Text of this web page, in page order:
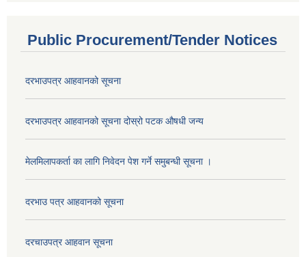
Public Procurement/Tender Notices
दरभाउपत्र आहवानको सूचना
दरभाउपत्र आहवानको सूचना दोस्रो पटक औषधी जन्य
मेलमिलापकर्ता का लागि निवेदन पेश गर्ने समुबन्धी सूचना ।
दरभाउ पत्र आहवानको सूचना
दरचाउपत्र आहवान सूचना